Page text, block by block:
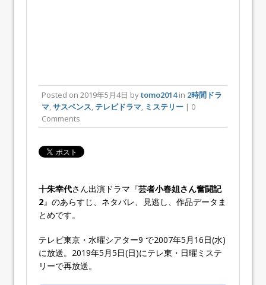
Posted on 2019年5月4日 bytomo2014in 2時間ドラ
マ サスペンス テレビドラマ ミステリー | 0
Comments
十朱幸代さん出演ドラマ『芸者小春姐さん奮闘記
2』のあらすじ、ネタバレ、見逃し、作品データま
とめです。
テレビ東京・水曜シアター9 で2007年5月16日(水)
に放送。2019年5月5日(日)にテレ東・日曜ミステ
リーで再放送。